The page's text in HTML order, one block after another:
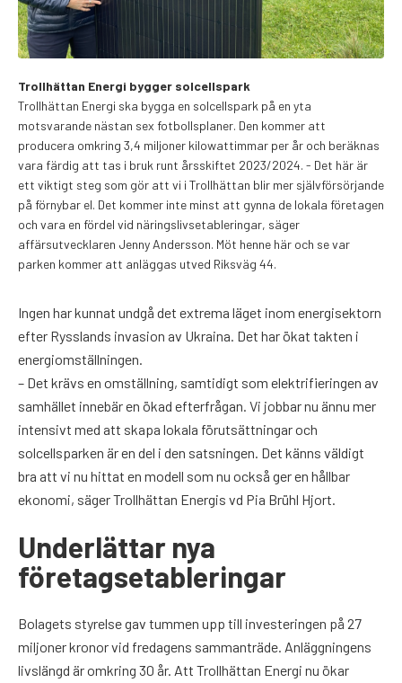
Trollhättan Energi bygger solcellspark
Trollhättan Energi ska bygga en solcellspark på en yta
motsvarande nästan sex fotbollsplaner. Den kommer att
producera omkring 3,4 miljoner kilowattimmar per år och beräknas
vara färdig att tas i bruk runt årsskiftet 2023/2024. - Det här är
ett viktigt steg som gör att vi i Trollhättan blir mer självförsörjande
på förnybar el. Det kommer inte minst att gynna de lokala företagen
och vara en fördel vid näringslivsetableringar, säger
affärsutvecklaren Jenny Andersson. Möt henne här och se var
parken kommer att anläggas utved Riksväg 44.
Ingen har kunnat undgå det extrema läget inom energisektorn
efter Rysslands invasion av Ukraina. Det har ökat takten i
energiomställningen.
– Det krävs en omställning, samtidigt som elektrifieringen av
samhället innebär en ökad efterfrågan. Vi jobbar nu ännu mer
intensivt med att skapa lokala förutsättningar och
solcellsparken är en del i den satsningen. Det känns väldigt
bra att vi nu hittat en modell som nu också ger en hållbar
ekonomi, säger Trollhättan Energis vd Pia Brühl Hjort.
Underlättar nya
företagsetableringar
Bolagets styrelse gav tummen upp till investeringen på 27
miljoner kronor vid fredagens sammanträde. Anläggningens
livslängd är omkring 30 år. Att Trollhättan Energi nu ökar